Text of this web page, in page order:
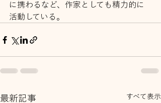
に携わるなど、作家としても精⼒的に
活動している。
最新記事 すべて表示